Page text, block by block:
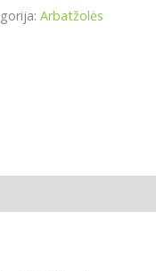
Arbatžolės